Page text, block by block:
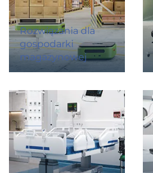
Rozwiązania dla
gospodarki
magazynowej